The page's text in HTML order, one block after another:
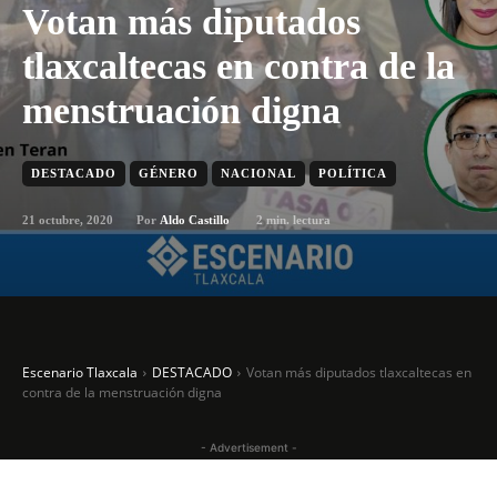
Votan más diputados
tlaxcaltecas en contra de la
menstruación digna
DESTACADO GÉNERO NACIONAL POLÍTICA
21 octubre, 2020 Por Aldo Castillo 2min. lectura
Escenario Tlaxcala DESTACADO
Votan más diputados tlaxcaltecas en
contra de la menstruación digna
- Advertisement -